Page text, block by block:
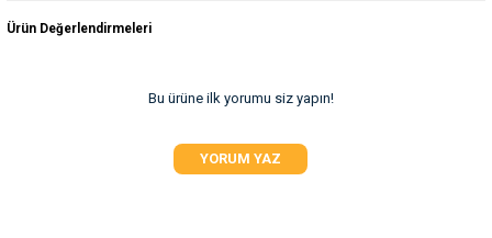
yetersiz gördüğünüz noktaları öneri formunu kullanarak tarafımıza
Ürün açıklamasında eksik bilgiler bulunuyor.
Ürün Değerlendirmeleri
Bu ürüne ilk yorumu siz yapın!
YORUM YAZ